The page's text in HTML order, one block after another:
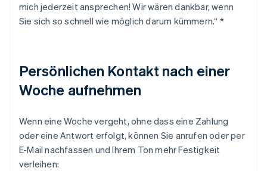
mich jederzeit ansprechen! Wir wären dankbar, wenn
Sie sich so schnell wie möglich darum kümmern.“ *
Persönlichen Kontakt nach einer
Woche aufnehmen
Wenn eine Woche vergeht, ohne dass eine Zahlung
oder eine Antwort erfolgt, können Sie anrufen oder per
E-Mail nachfassen und Ihrem Ton mehr Festigkeit
verleihen: